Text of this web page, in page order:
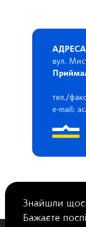
вул.
тел./
e-mail:
Знайшли
Бажаєте